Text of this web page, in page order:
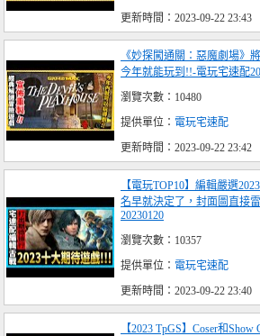
更新時間：2023-09-22 23:43
《妙探闖通關：惡魔劇場》
今年就能玩到!!-電玩宅速配
瀏覽次數：10480
提供單位： 電玩宅速配
更新時間：2023-09-22 23:42
【電玩TOP10】編輯嚴選
名早就決定了，封面圖直接
20230120
瀏覽次數：10357
提供單位： 電玩宅速配
更新時間：2023-09-22 23:40
【2023 TpGS】Coser和